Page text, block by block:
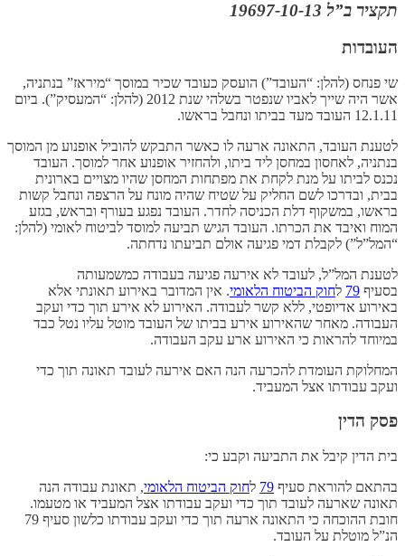
תקציר ב”ל 19697-10-13
העובדות
שי פנחס (להלן: “העובד”) הועסק כעובד שכיר במוסך “מיראז” בנתניה,
אשר היה שייך לאביו שנפטר בשלהי שנת 2012 (להלן: “המעסיק”). ביום
12.1.11 העובד מעד בביתו ונחבל בראשו.
לטענת העובד, התאונה ארעה לו כאשר התבקש להוביל אופנוע מן המוסך
בנתניה, לאחסון במחסן ליד ביתו, ולהחזיר אופנוע אחר למוסך. העובד
נכנס לביתו על מנת לקחת את מפתחות המחסן שהיו מצויים בארונית
בבית, ובדרכו לשם החליק על שטיח שהיה מונח על הרצפה ונחבל קשות
בראשו, במשקוף דלת הכניסה לחדר. העובד נפגע בעורף ובראש, בגזע
המוח ואיבד את הכרתו. העובד הגיש תביעה למוסד לביטוח לאומי (להלן:
“המל”ל”) לקבלת דמי פגיעה אולם תביעתו נדחתה.
לטענת המל”ל, לעובד לא אירעה פגיעה בעבודה כמשמעותה
בסעיף 79 לחוק הביטוח הלאומי. אין המדובר באירוע תאונתי אלא
באירוע אדיופטי, ללא קשר לעבודה. האירוע לא אירע תוך כדי ועקב
העבודה. מאחר שהאירוע אירע בביתו של העובד מוטל עליו נטל כבד
במיוחד להראות כי האירוע ארע עקב העבודה.
המחלוקת העומדת להכרעה הנה האם אירעה לעובד תאונה תוך כדי
ועקב עבודתו אצל המעביד.
פסק הדין
בית הדין קיבל את התביעה וקבע כי:
בהתאם להוראת סעיף 79 לחוק הביטוח הלאומי, תאונת עבודה הנה
תאונה שארעה לעובד תוך כדי ועקב עבודתו אצל המעביד או מטעמו.
חובת ההוכחה כי התאונה ארעה תוך כדי ועקב עבודתו כלשון סעיף 79
הנ”ל מוטלת על העובד.